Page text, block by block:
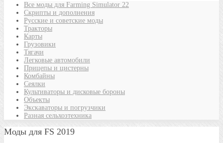
Все моды для Farming Simulator 22
Скрипты и дополнения
Русские и советские моды
Тракторы
Карты
Грузовики
Тягачи
Легковые автомобили
Прицепы и цистерны
Комбайны
Сеялки
Культиваторы и дисковые бороны
Объекты
Экскаваторы и погрузчики
Разная сельхозтехника
Моды для FS 2019